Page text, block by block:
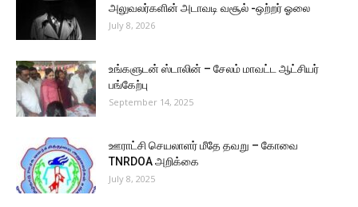
அலுவலர்களின் அடாவடி வசூல் -ஒற்றர் ஓலை
July 8, 2026
உங்களுடன் ஸ்டாலின் – சேலம் மாவட்ட ஆட்சியர்
பங்கேற்பு
September 14, 2025
ஊராட்சி செயலாளர் மீதே தவறு – கோவை
TNRDOA அறிக்கை
July 8, 2025